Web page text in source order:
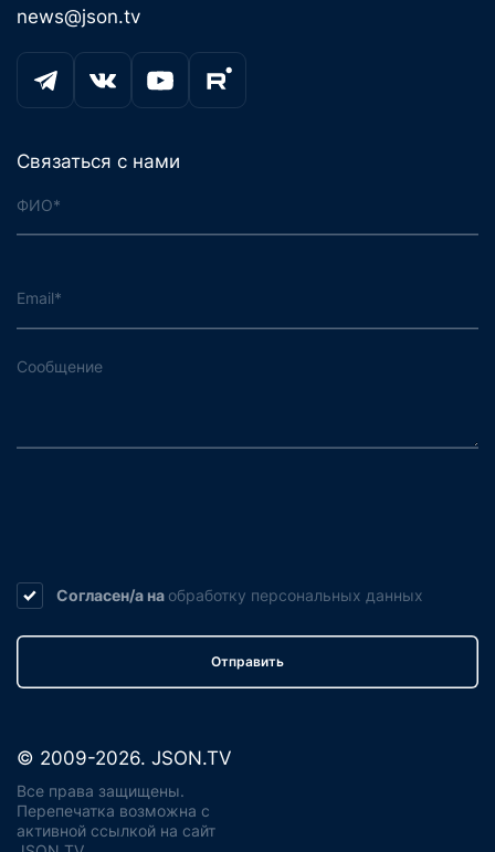
news@json.tv
Связаться с нами
Согласен/а на обработку персональных данных
Отправить
© 2009-2026. JSON.TV
Все права защищены.
Перепечатка возможна с
активной ссылкой на сайт